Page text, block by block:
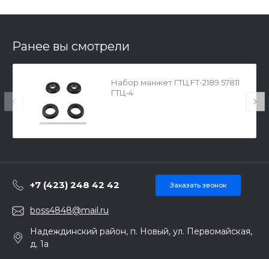
Ранее вы смотрели
Набор манжет ГТЦ FT-2189 57811
ГТЦ-4
+7 (423) 248 42 42 Заказать звонок
boss4848@mail.ru
Надеждинский район, п. Новый, ул. Первомайская,
д. 1а